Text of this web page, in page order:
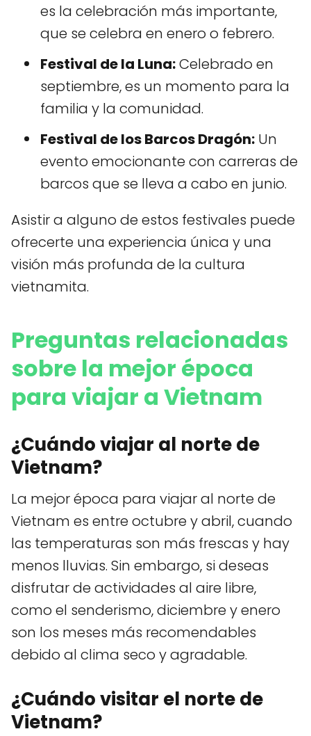
es la celebración más importante,
que se celebra en enero o febrero.
Festival de la Luna:Celebrado en
septiembre, es un momento para la
familia y la comunidad.
Festival de los Barcos Dragón: Un
evento emocionante con carreras de
barcos que se lleva a cabo en junio.
Asistir a alguno de estos festivales puede
ofrecerte una experiencia única y una
visión más profunda de la cultura
vietnamita.
Preguntas relacionadas
sobre la mejor época
para viajar a Vietnam
¿Cuándo viajar al norte de
Vietnam?
La mejor época para viajar al norte de
Vietnam es entre octubre y abril, cuando
las temperaturas son más frescas y hay
menos lluvias. Sin embargo, si deseas
disfrutar de actividades al aire libre,
como el senderismo, diciembre y enero
son los meses más recomendables
debido al clima seco y agradable.
¿Cuándo visitar el norte de
Vietnam?